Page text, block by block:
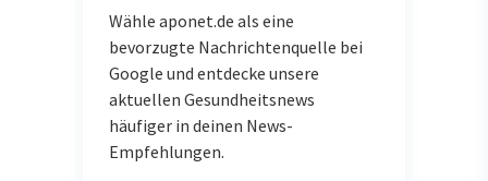
Wähle aponet.de als eine
bevorzugte Nachrichtenquelle bei
Google und entdecke unsere
aktuellen Gesundheitsnews
häufiger in deinen News-
Empfehlungen.